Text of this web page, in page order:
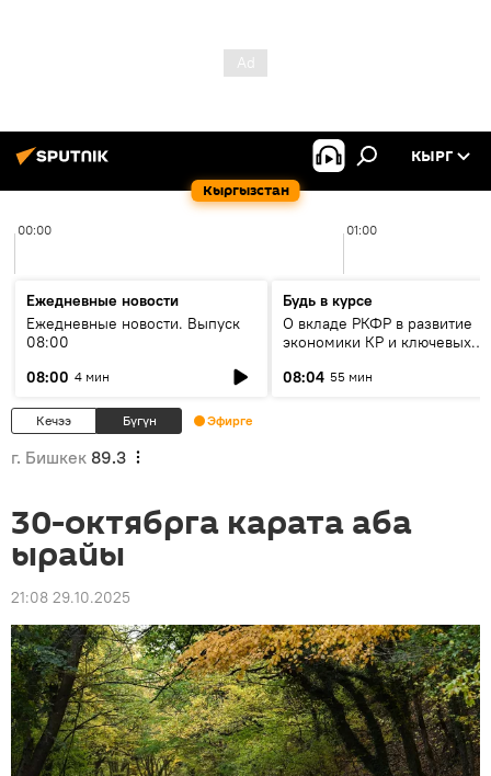
Кыргызстан
КЫРГ
00:00 01:00
Ежедневные новости
Ежедневные новости. Выпуск
08:00
08:00 4 мин
Будь в курсе
О вкладе РКФР в развитие
экономики КР и ключевых
08:04 55 мин
Кечээ Бүгүн Эфирге
г. Бишкек 89.3
30-октябрга карата аба
ырайы
21:08 29.10.2025